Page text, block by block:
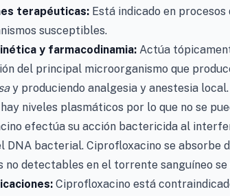
terapéuticas: Está indicado en
susceptibles.
y farmacodinamia: Actúa
del principal microorganismo que
y produciendo analgesia y anestesia
hay niveles plasmáticos por lo que no se
efectúa su acción bactericida al
DNA bacterial. Ciprofloxacino se absorbe
no detectables en el torrente sanguíneo
Ciprofloxacino está